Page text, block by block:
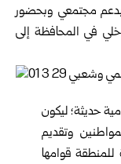
مجتمعي وبحضور
في المحافظة إلى
حديثة؛ ليكون
وتقديم
قوامها